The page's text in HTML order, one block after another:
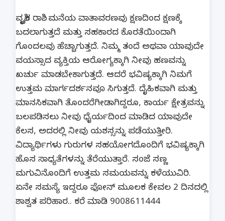
ವೃಶ್ಚಿಕ ರಾಶಿ.. ಮನೆಯ ವಾತಾವರಣವು ಕ್ಷಣದಿಂದ ಕ್ಷಣಕ್ಕೆ
ಬದಲಾಗುತ್ತದೆ ಮತ್ತು ಸಹಕಾರದ ಕೊರತೆಯಿಂದಾಗಿ
ಗೊಂದಲವು ಹೆಚ್ಚಾಗುತ್ತದೆ. ನಿಮ್ಮ ತಂದೆ ಅಥವಾ ಯಾವುದೇ
ವಯಸ್ಸಾದ ವ್ಯಕ್ತಿಯ ಆರೋಗ್ಯಕ್ಕಾಗಿ ನೀವು ಹಣವನ್ನು
ಖರ್ಚು ಮಾಡಬೇಕಾಗುತ್ತದೆ. ಆದರೆ ಭವಿಷ್ಯಕ್ಕಾಗಿ ನಿಮಗೆ
ಉತ್ತಮ ಮಾರ್ಗದರ್ಶನವೂ ಸಿಗುತ್ತದೆ. ದೈಹಿಕವಾಗಿ ಮತ್ತು
ಮಾನಸಿಕವಾಗಿ ತೊಂದರೆಗೀಡಾಗಿದ್ದರೂ, ಕಾರ್ಯ ಕ್ಷೇತ್ರವನ್ನು
ಬಲಪಡಿಸಲು ನೀವು ಧೈರ್ಯದಿಂದ ಮಾಡಿದ ಯಾವುದೇ
ಕೆಲಸ, ಅದರಲ್ಲಿ ನೀವು ಯಶಸ್ಸನ್ನು ಪಡೆಯುತ್ತೀರಿ.
ವಿದ್ಯಾರ್ಥಿಗಳು ಗುರುಗಳ ಸಹಯೋಗದೊಂದಿಗೆ ಭವಿಷ್ಯಕ್ಕಾಗಿ
ಹೊಸ ಸಾಧ್ಯತೆಗಳನ್ನು ತೆರೆಯುತ್ತಾರೆ. ಸಂಜೆ ಸಣ್ಣ
ಮಗುವಿನೊಂದಿಗೆ ಉತ್ತಮ ಸಮಯವನ್ನು ಕಳೆಯುವಿರಿ.
ಏನೇ ಸಮಸ್ಯೆ ಇದ್ದರೂ ಫೋನ್ ಮೂಲಕ ಕೇವಲ 2 ದಿನದಲ್ಲಿ
ಶಾಶ್ವತ ಪರಿಹಾರ.. ಕರೆ ಮಾಡಿ 9008611444